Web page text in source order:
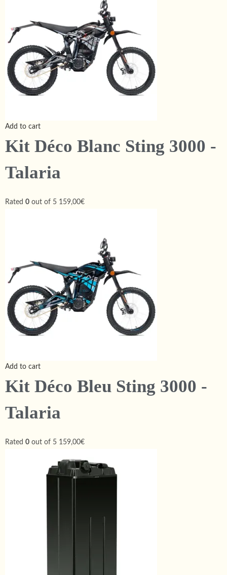
Add to cart
Kit Déco Blanc Sting 3000 -
Talaria
Rated 0 out of 5 159,00€
Add to cart
Kit Déco Bleu Sting 3000 -
Talaria
Rated 0 out of 5 159,00€